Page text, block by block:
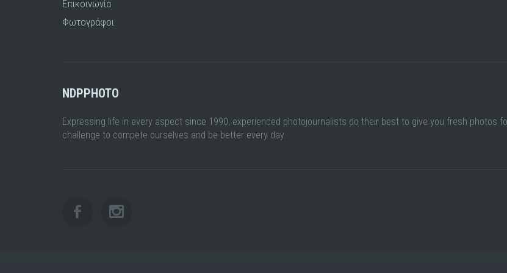
Επικοινωνία
Φωτογράφοι
NDPPHOTO
Expressing life in every aspect since 1990, experienced photojournalists do their best to give you fresh photos
challenge to compete ourselves and be better every day.